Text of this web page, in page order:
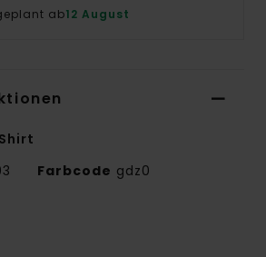
ab12 August
Farbcode gdz0